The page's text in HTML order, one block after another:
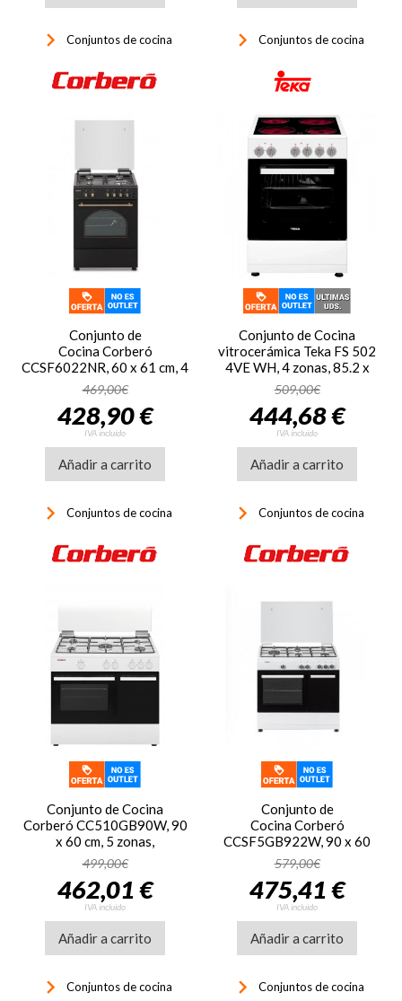
keyboard_arrow_right Conjuntos de cocina keyboard_arrow_right Conjuntos de cocina
Conjunto de
Cocina Corberó
CCSF6022NR, 60 x 61 cm, 4
zonas, gas butano, negro
469,00€
428,90 €
IVA incluido
Añadir a carrito
keyboard_arrow_right Conjuntos de cocina
Conjunto de Cocina
vitrocerámica Teka FS 502
4VE WH, 4 zonas, 85.2 x
49.8 x 63.3 cm, Grill 800W,
horno 48 litros, clase A, ref.
40297957, blanco
509,00€
444,68 €
IVA incluido
Añadir a carrito
keyboard_arrow_right Conjuntos de cocina
Conjunto de Cocina
Corberó CC510GB90W, 90
x 60 cm, 5 zonas,
portabombonas butano,
blanco
499,00€
462,01 €
IVA incluido
Añadir a carrito
keyboard_arrow_right Conjuntos de cocina
Conjunto de
Cocina Corberó
CCSF5GB922W, 90 x 60
cm, 5 zonas, gas butano,
blanco
579,00€
475,41 €
IVA incluido
Añadir a carrito
keyboard_arrow_right Conjuntos de cocina